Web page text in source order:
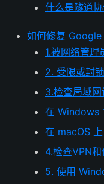
什么是隧道协
如何修复 Google
1.被网络管理
2. 受限或封
3.检查局域网
在 Windows
在 macOS 上
4.检查VPN
5. 使用